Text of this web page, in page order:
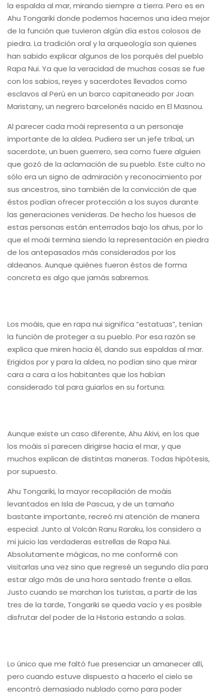
la espalda al mar, mirando siempre a tierra. Pero es en
Ahu Tongariki donde podemos hacernos una idea mejor
de la función que tuvieron algún día estos colosos de
piedra. La tradición oral y la arqueología son quienes
han sabido explicar algunos de los porqués del pueblo
Rapa Nui. Ya que la veracidad de muchas cosas se fue
con los sabios, reyes y sacerdotes llevados como
esclavos al Perú en un barco capitaneado por Joan
Maristany, un negrero barcelonés nacido en El Masnou.
Al parecer cada moái representa a un personaje
importante de la aldea. Pudiera ser un jefe tribal, un
sacerdote, un buen guerrero, sea como fuere alguien
que gozó de la aclamación de su pueblo. Este culto no
sólo era un signo de admiración y reconocimiento por
sus ancestros, sino también de la convicción de que
éstos podían ofrecer protección a los suyos durante
las generaciones venideras. De hecho los huesos de
estas personas están enterrados bajo los ahus, por lo
que el moái termina siendo la representación en piedra
de los antepasados más considerados por los
aldeanos. Aunque quiénes fueron éstos de forma
concreta es algo que jamás sabremos.
Los moáis, que en rapa nui significa “estatuas”, tenían
la función de proteger a su pueblo. Por esa razón se
explica que miren hacia él, dando sus espaldas al mar.
Erigidos por y para la aldea, no podían sino que mirar
cara a cara a los habitantes que los habían
considerado tal para guiarlos en su fortuna.
Aunque existe un caso diferente, Ahu Akivi, en los que
los moáis sí parecen dirigirse hacia el mar, y que
muchos explican de distintas maneras. Todas hipótesis,
por supuesto.
Ahu Tongariki, la mayor recopilación de moáis
levantados en Isla de Pascua, y de un tamaño
bastante importante, recreó mi atención de manera
especial. Junto al Volcán Ranu Raraku, los considero a
mi juicio las verdaderas estrellas de Rapa Nui.
Absolutamente mágicas, no me conformé con
visitarlas una vez sino que regresé un segundo día para
estar algo más de una hora sentado frente a ellas.
Justo cuando se marchan los turistas, a partir de las
tres de la tarde, Tongariki se queda vacío y es posible
disfrutar del poder de la Historia estando a solas.
Lo único que me faltó fue presenciar un amanecer allí,
pero cuando estuve dispuesto a hacerlo el cielo se
encontró demasiado nublado como para poder